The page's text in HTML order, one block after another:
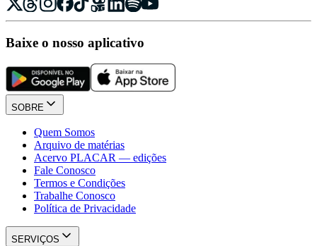
Baixe o nosso aplicativo
SOBRE
Quem Somos
Arquivo de matérias
Acervo PLACAR — edições
Fale Conosco
Termos e Condições
Trabalhe Conosco
Política de Privacidade
SERVIÇOS